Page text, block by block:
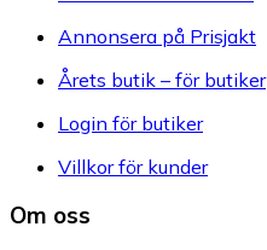
Annonsera på Prisjakt
Årets butik – för butiker
Login för butiker
Villkor för kunder
Om oss